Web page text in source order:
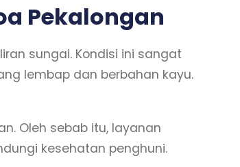
Pekalongan
sungai. Kondisi ini sangat
lembap dan berbahan kayu.
Oleh sebab itu, layanan
kesehatan penghuni.